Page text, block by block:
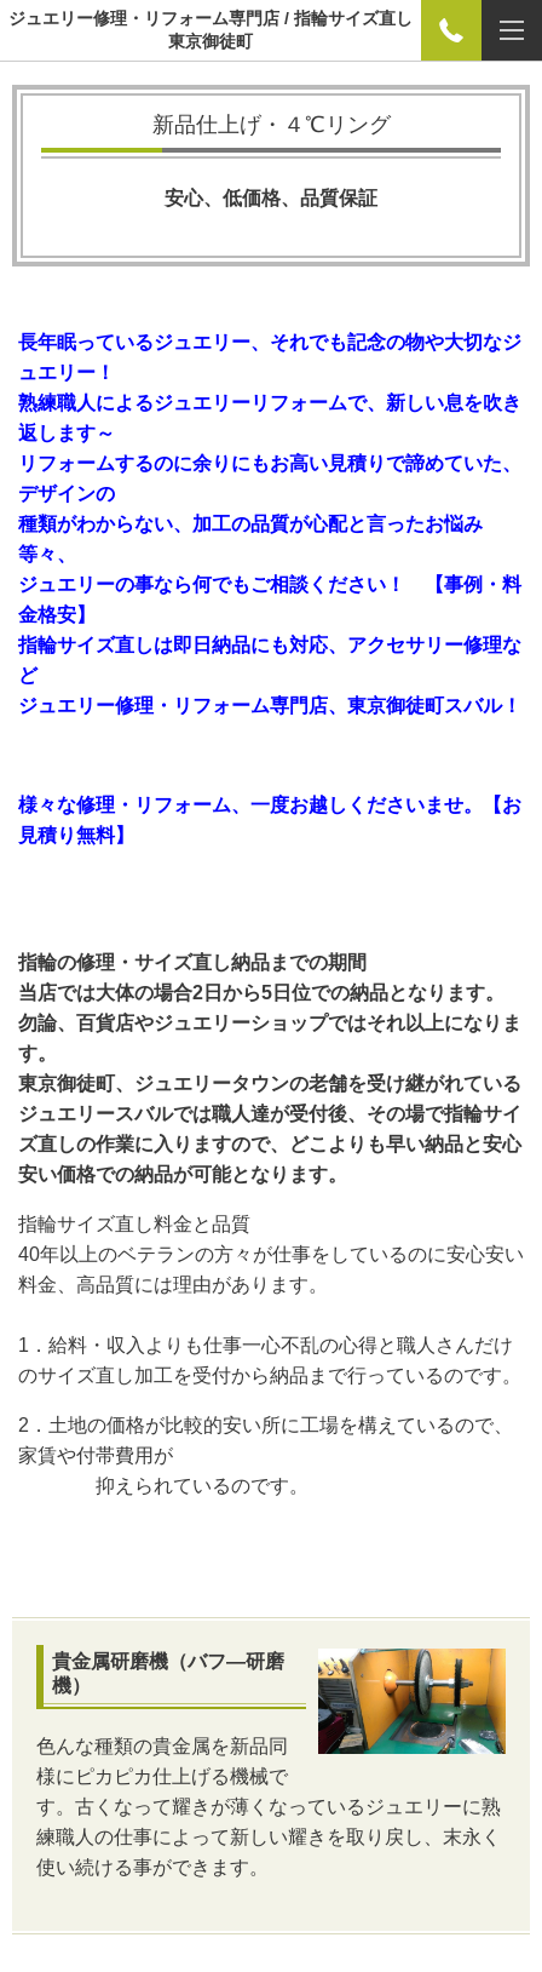
ジュエリー修理・リフォーム専門店 / 指輪サイズ直し
東京御徒町
新品仕上げ・４℃リング
安心、低価格、品質保証
長年眠っているジュエリー、それでも記念の物や大切なジ
ュエリー！
熟練職人によるジュエリーリフォームで、新しい息を吹き
返します～
リフォームするのに余りにもお高い見積りで諦めていた、
デザインの
種類がわからない、加工の品質が心配と言ったお悩み
等々、
ジュエリーの事なら何でもご相談ください！ 【事例・料
金格安】
指輪サイズ直しは即日納品にも対応、アクセサリー修理な
ど
ジュエリー修理・リフォーム専門店、東京御徒町スバル！
様々な修理・リフォーム、一度お越しくださいませ。【お
見積り無料】
指輪の修理・サイズ直し納品までの期間
当店では大体の場合2日から5日位での納品となります。
勿論、百貨店やジュエリーショップではそれ以上になりま
す。
東京御徒町、ジュエリータウンの老舗を受け継がれている
ジュエリースバルでは職人達が受付後、その場で指輪サイ
ズ直しの作業に入りますので、どこよりも早い納品と安心
安い価格での納品が可能となります。
指輪サイズ直し料金と品質
40年以上のベテランの方々が仕事をしているのに安心安い
料金、高品質には理由があります。
1．給料・収入よりも仕事一心不乱の心得と職人さんだけ
のサイズ直し加工を受付から納品まで行っているのです。
2．土地の価格が比較的安い所に工場を構えているので、
家賃や付帯費用が
抑えられているのです。
貴金属研磨機（バフ―研磨
機）
色んな種類の貴金属を新品同
様にピカピカ仕上げる機械で
す。 古くなって耀きが薄くなっているジュエリーに熟
練職人の仕事によって新しい耀きを取り戻し、末永く
使い続ける事ができます。